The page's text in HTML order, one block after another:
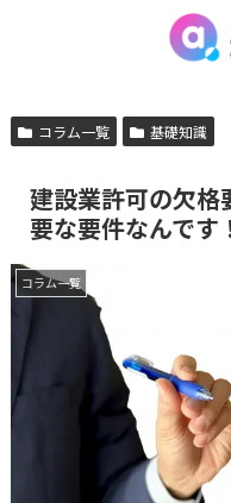
コラム一覧 基礎知識
建設業許可の欠格
要な要件なんです
コラム一覧